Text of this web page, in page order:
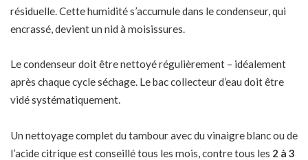
résiduelle. Cette humidité s’accumule dans le condenseur, qui
encrassé, devient un nid à moisissures.
Le condenseur doit être nettoyé régulièrement – idéalement
après chaque cycle séchage. Le bac collecteur d’eau doit être
vidé systématiquement.
Un nettoyage complet du tambour avec du vinaigre blanc ou de
l’acide citrique est conseillé tous les mois, contre tous les 2 à 3